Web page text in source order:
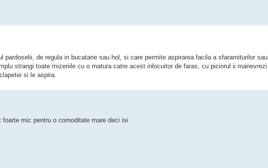
pardoselii, de regula in bucatarie sau hol, si care permite aspirarea facila a sfaramiturilor sau
strangi toate mizeriile cu o matura catre acest inlocuitor de faras, cu piciorul ii manevrezi
si le aspira.
mic pentru o comoditate mare deci isi